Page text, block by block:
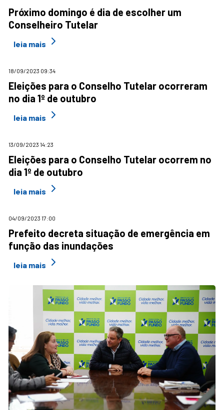
Próximo domingo é dia de escolher um
Conselheiro Tutelar
leia mais
18/09/2023 09:34
Eleições para o Conselho Tutelar ocorreram
no dia 1º de outubro
leia mais
13/09/2023 14:23
Eleições para o Conselho Tutelar ocorrem no
dia 1º de outubro
leia mais
04/09/2023 17:00
Prefeito decreta situação de emergência em
função das inundações
leia mais